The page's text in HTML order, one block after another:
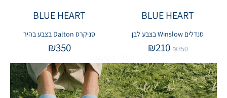
BLUE HEART
סנדלים Winslow בצבע לבן
₪350
₪210
BLUE HEART
סניקרס Dalton בצבע בהיר
₪350